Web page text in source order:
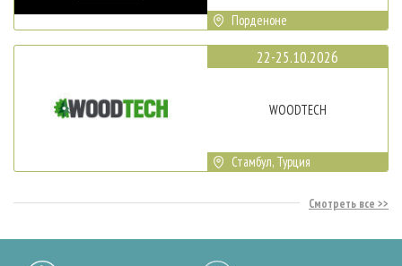
Порденоне
22-25.10.2026
WOODTECH
Стамбул, Турция
Смотреть все